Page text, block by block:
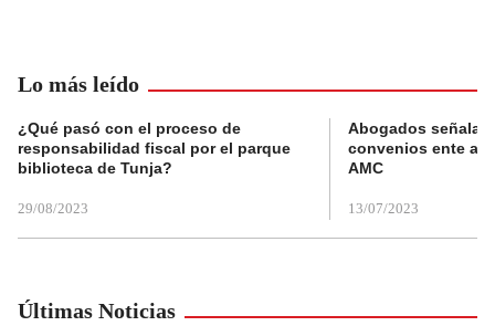
Lo más leído
¿Qué pasó con el proceso de
responsabilidad fiscal por el parque
biblioteca de Tunja?
29/08/2023
Abogados
convenios ente
AMC
13/07/2023
Últimas Noticias